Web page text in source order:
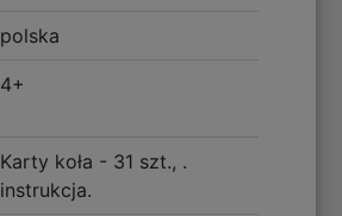
polska
4+
Karty koła - 31 szt., .
instrukcja.